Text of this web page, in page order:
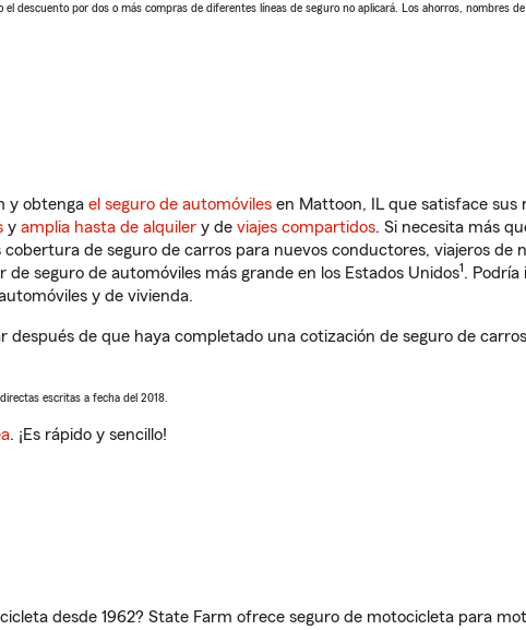
descuento por dos o más compras de diferentes líneas de seguro no aplicará. Los ahorros, nombres
y obtenga el seguro de automóviles en Mattoon, IL que satisface sus
y amplia hasta de alquiler y de viajes compartidos. Si necesita más
de seguro de carros para nuevos conductores, viajeros de
seguro de automóviles más grande en los Estados Unidos1. Podría
y de vivienda.
de que haya completado una cotización de seguro de
escritas a fecha del 2018.
. ¡Es rápido y sencillo!
desde 1962? State Farm ofrece seguro de motocicleta para